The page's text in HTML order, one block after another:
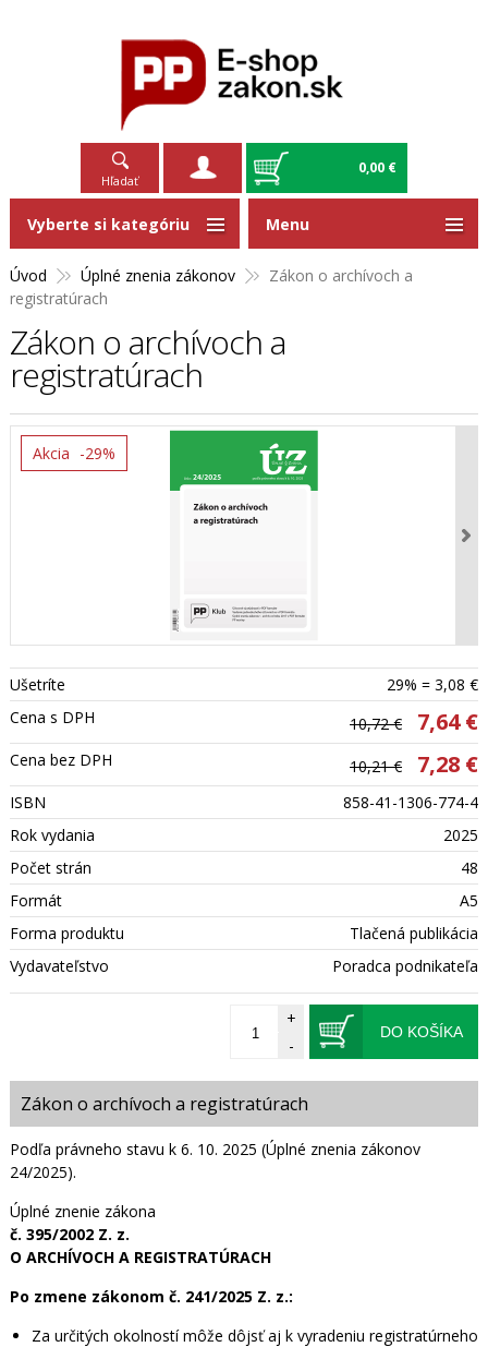
Hľadať
0,00 €
Úvod Úplné znenia zákonov
Zákon o archívoch a
registratúrach
Zákon o archívoch a
registratúrach
Akcia -29%
Ušetríte
29% = 3,08 €
Cena s DPH
10,72 € 7,64 €
Cena bez DPH 10,21 € 7,28 €
ISBN
858-41-1306-774-4
Rok vydania
2025
Počet strán
48
Formát
A5
Forma produktu
Tlačená publikácia
Vydavateľstvo
Poradca podnikateľa
DO KOŠÍKA
+
-
Zákon o archívoch a registratúrach
Podľa právneho stavu k 6. 10. 2025 (Úplné znenia zákonov
24/2025).
Úplné znenie zákona
č. 395/2002 Z. z.
O ARCHÍVOCH A REGISTRATÚRACH
Po zmene zákonom č. 241/2025 Z. z.:
Za určitých okolností môže dôjsť aj k vyradeniu registratúrneho
Vyberte si kategóriu Menu